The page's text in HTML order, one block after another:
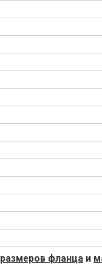
размеров фланца и